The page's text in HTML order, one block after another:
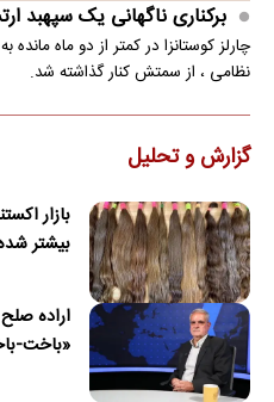
برکناری ناگهانی یک سپهبد
چارلز کوستانزا در کمتر از دو ماه
نظامی ، از سمتش کنار گذاشته شد.
گزارش و تحلیل
بازار
بیشتر
اراده
«باخت-